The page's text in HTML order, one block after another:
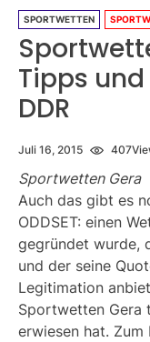
SPORTWETTEN
Tipps
DDR
Juli 16, 2015 407
Sportwetten Gera
Auch das gibt es
ODDSET: einen
gegründet wurde,
und der seine
Legitimation
Sportwetten Gera
erwiesen hat. Zum